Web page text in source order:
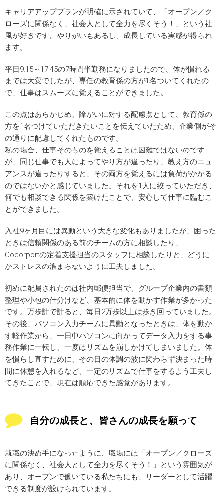
キャリアアッププランが明確に示されていて、「オープン／ク
ローズに関係なく、社会人として全力を尽くそう！」という社
風が好きです。やりがいもあるし、成長している実感が得られ
ます。
平日9:15～17:45の7時間半勤務になりましたので、体が慣れる
までは大変でしたが、専任の教育係の方が1名ついてくれたの
で、仕事はスムーズに覚えることができました。
この点はあらかじめ、障がいに対する配慮点として、教育係の
方を1名つけていただきたいことを伝えていたため、企業側がそ
の通りに配慮してくれたものです。
私の場合、仕事そのものを覚えることは困難ではないのです
が、同じ仕事でも人によってやり方が違ったり、教え方のニュ
アンスが違ったりすると、その両方を覚えるには負荷がかかる
のではないかと感じていました。それを1人に絞っていただき、
何でも相談できる関係を築けたことで、安心して仕事に臨むこ
とができました。
入社9ヶ月目には異動という大きな変化もありましたが、困った
ときは信頼関係のある前のチームの方に相談したり、
Cocorportの定着支援担当のスタッフに相談したりと、どうに
かストレスの溜まらないように工夫しました。
初めに配属されたのは社内郵便担当で、グループ企業内の書類
整理や小包の仕分けなど、基本的に体を動かす作業が多かった
です。万歩計で計ると、毎日2万歩以上は歩き回っていました。
その後、パソコン入力チームに異動となったときは、体を動か
す軽作業から、一日中パソコンに向かってデータ入力をする事
務作業に一転し、一度はリズムを崩しかけてしまいました。体
を慣らし直すために、その日の体調の波に関わらず決まった時
間に休憩を入れるなど、一定のリズムで仕事をするよう工夫し
てきたことで、現在は順応できた感覚があります。
自分の成長と、皆さんの成長を願って
就職の決め手になったように、職場には「オープン／クローズ
に関係なく、社会人として全力を尽くそう！」という雰囲気が
あり、オープンで働いている私たちにも、リーダーとして活躍
できる制度が設けられています。